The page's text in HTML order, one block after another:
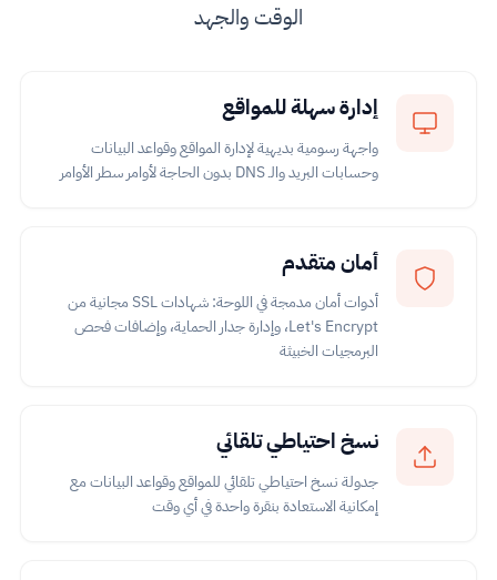
الوقت والجهد
إدارة سهلة للمواقع
واجهة رسومية بديهية لإدارة المواقع وقواعد البيانات
وحسابات البريد والـ DNS بدون الحاجة لأوامر سطر الأوامر
أمان متقدم
أدوات أمان مدمجة في اللوحة: شهادات SSL مجانية من
Let's Encrypt، وإدارة جدار الحماية، وإضافات فحص
البرمجيات الخبيثة
نسخ احتياطي تلقائي
جدولة نسخ احتياطي تلقائي للمواقع وقواعد البيانات مع
إمكانية الاستعادة بنقرة واحدة في أي وقت